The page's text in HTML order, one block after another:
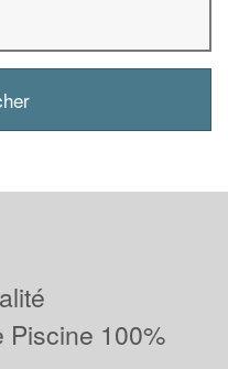
Piscine 100%